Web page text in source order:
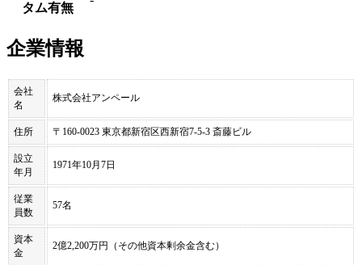
タム有無
企業情報
会社
名
株式会社アンペール
住所 〒160-0023 東京都新宿区西新宿7-5-3 斎藤ビル
設立
年月
1971年10月7日
従業
員数
57名
資本
金
2億2,200万円（その他資本剰余金含む）